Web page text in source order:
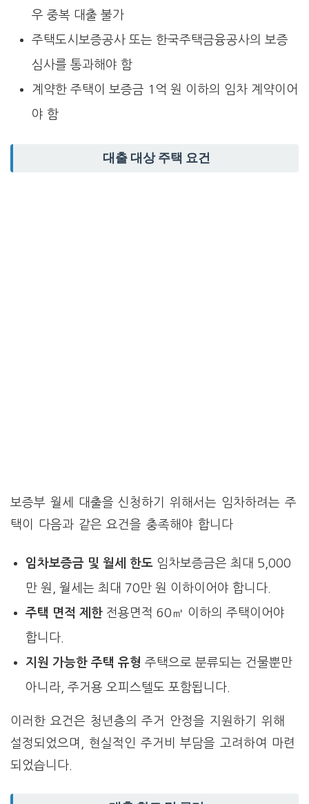
우 중복 대출 불가
주택도시보증공사 또는 한국주택금융공사의 보증
심사를 통과해야 함
계약한 주택이 보증금 1억 원 이하의 임차 계약이어
야 함
대출 대상 주택 요건
보증부 월세 대출을 신청하기 위해서는 임차하려는 주
택이 다음과 같은 요건을 충족해야 합니다
임차보증금 및 월세 한도임차보증금은 최대 5,000
만 원, 월세는 최대 70만 원 이하이어야 합니다.
주택 면적 제한전용면적 60㎡ 이하의 주택이어야
합니다.
지원 가능한 주택 유형 주택으로 분류되는 건물뿐만
아니라, 주거용 오피스텔도 포함됩니다.
이러한 요건은 청년층의 주거 안정을 지원하기 위해
설정되었으며, 현실적인 주거비 부담을 고려하여 마련
되었습니다.